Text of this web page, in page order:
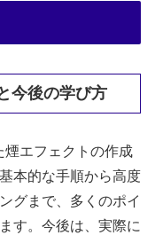
今後の学び方
煙エフェクトの作成
本的な手順から高度
グまで、多くのポイ
す。今後は、実際に